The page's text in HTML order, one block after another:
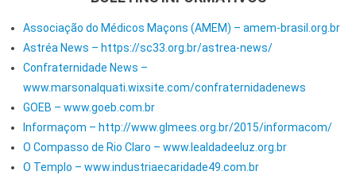
Associação do Médicos Maçons (AMEM) – amem-brasil.org.br
Astréa News – https://sc33.org.br/astrea-news/
Confraternidade News –
www.marsonalquati.wixsite.com/confraternidadenews
GOEB – www.goeb.com.br
Informaçom – http://www.glmees.org.br/2015/informacom/
O Compasso de Rio Claro – www.lealdadeeluz.org.br
O Templo – www.industriaecaridade49.com.br